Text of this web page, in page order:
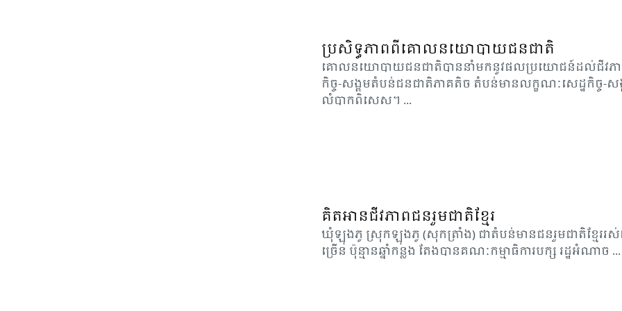
ប្រសិទ្ធភាពពីគោលនយោបាយជនជាតិ
គោលន​យោ​បាយ​ជន​ជាតិ​បាន​នាំ​មក​នូវ​ផល​ប្រ​យោជន៍​ដល់​ជីវ​ភា
កិច្ច-សង្គម​តំបន់​ជនជាតិ​ភាគ​តិច តំបន់​មាន​លក្ខណៈ​សេដ្ឋ​កិច្ច-ស
លំបាក​ពិសេស​។ ...
គិតអានជីវភាពជនរួមជាតិខ្មែរ
ឃុំ​ឡុង​ភូ ស្រុក​ឡុង​ភូ (សុក​ត្រាំង​) ជាតំ​បន់​មាន​​ជន​រួម​ជាតិ​ខ្មែរ​រ
ច្រើន​ ប៉ុន្មានឆ្នាំ​កន្លង​ តែង​បាន​គណៈ​កម្មា​ធិការ​បក្ស​ រដ្ឋ​អំ​ណាច​ ...